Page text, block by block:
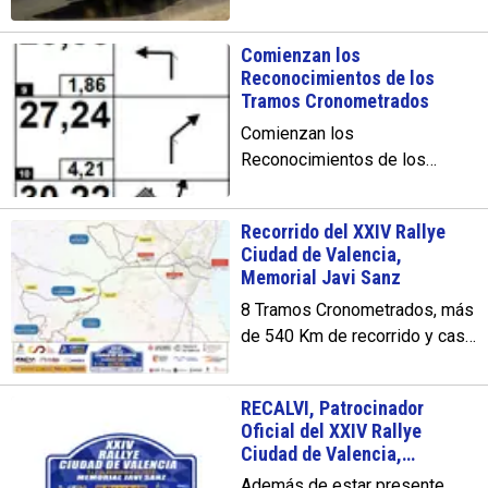
habrá 25 equipos en la Copa
de España de Rallyes de
Asfalto, 68 que puntuarán para
los Campeonatos de Rallyes y
Regularidad de la Comunidad
Valenciana, y 12 para el
Federación Madrileña.
Comienzan los
Reconocimientos de los
Tramos Cronometrados
Comienzan los
Reconocimientos de los
sábado 18 de noviembre
comienza la primera jornada
de Reconocimientos.
Recorrido del XXIV Rallye
Ciudad de Valencia,
Memorial Javi Sanz
8 Tramos Cronometrados, más
de 540 Km de recorrido y casi
RECALVI, Patrocinador
Oficial del XXIV Rallye
Ciudad de Valencia,
Memorial Javi Sanz